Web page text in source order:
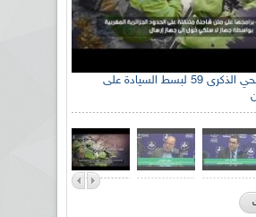
الإذاعة الجزائرية تحي الذكرى 59 لبسط السيادة على